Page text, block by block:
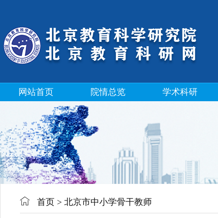
网站首页 院情总览 学术科研
首页 > 北京市中小学骨干教师